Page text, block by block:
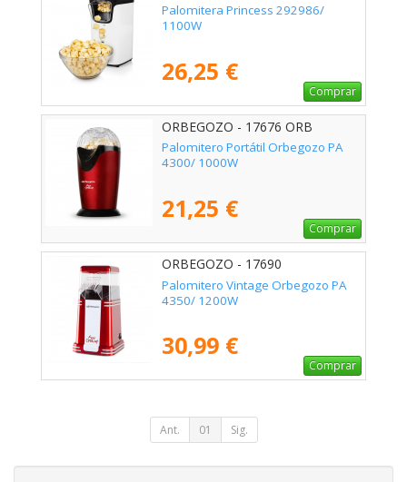
Palomitera Princess 292986/
1100W
26,25 €
Comprar
ORBEGOZO - 17676 ORB
Palomitero Portátil Orbegozo PA
4300/ 1000W
21,25 €
Comprar
ORBEGOZO - 17690
Palomitero Vintage Orbegozo PA
4350/ 1200W
30,99 €
Comprar
Ant. 01 Sig.